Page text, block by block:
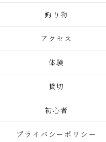
釣り物
アクセス
体験
貸切
初心者
プライバシーポリシー